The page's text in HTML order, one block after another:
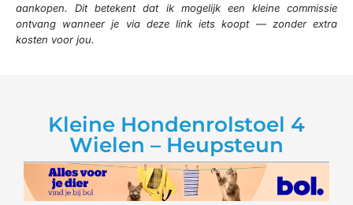
aankopen. Dit betekent dat ik mogelijk een kleine commissie
ontvang wanneer je via deze link iets koopt — zonder extra
kosten voor jou.
Kleine Hondenrolstoel 4
Wielen – Heupsteun